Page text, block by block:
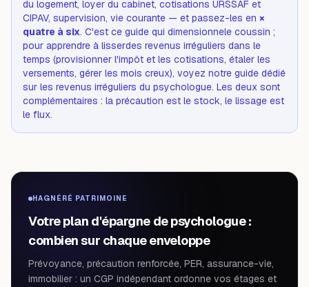
du logement, loyer du cabinet, cotisations URSSAF et
CIPAV, supervision, vie courante — et passez-les en ×
quatre à six. C'est ce guide qui dimensionnele coussin ;
pour apprendre à lisserdes revenus irréguliers dans le
temps (provisionner l'impôt et les cotisations, étaler les
versements, gérer les mois creux), voyez notre guide dédié
sur les revenus irréguliers du psychologue. Les deux sont
complémentaires : la précaution est le stock, le lissage est
le flux.
HAGNÉRÉ PATRIMOINE
Votre plan d'épargne de psychologue :
combien sur chaque enveloppe
Prévoyance, précaution renforcée, PER, assurance-vie,
immobilier : un CGP indépendant ordonne vos étages et